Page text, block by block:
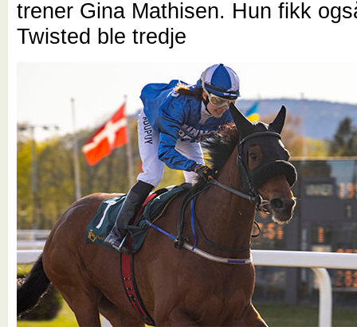
trener Gina Mathisen. Hun fikk
Twisted ble tredje